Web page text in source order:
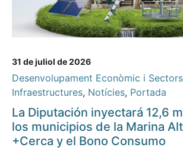
31 de juliol de 2026
Desenvolupament Econòmic i
Infraestructures, Notícies, Portada
La Diputación inyectará 12,6
los municipios de la Marina
+Cerca y el Bono Consumo